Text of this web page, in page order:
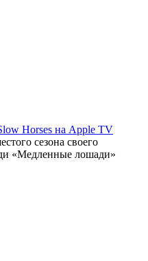
Horses на Apple TV
сезона своего
«Медленные лошади»